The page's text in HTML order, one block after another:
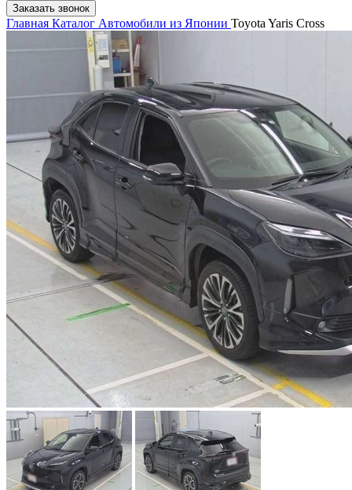
Заказать звонок
Главная Каталог Автомобили из Японии Toyota Yaris Cross